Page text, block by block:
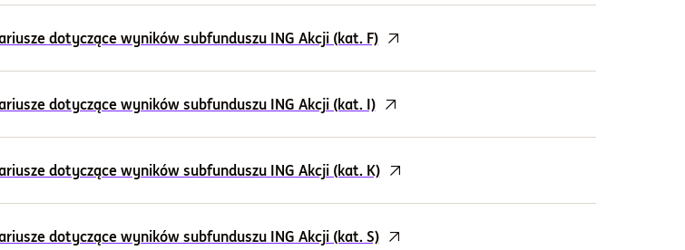
dotyczące wyników subfunduszu ING Akcji (kat. F)
dotyczące wyników subfunduszu ING Akcji (kat. I)
dotyczące wyników subfunduszu ING Akcji (kat. K)
dotyczące wyników subfunduszu ING Akcji (kat. S)